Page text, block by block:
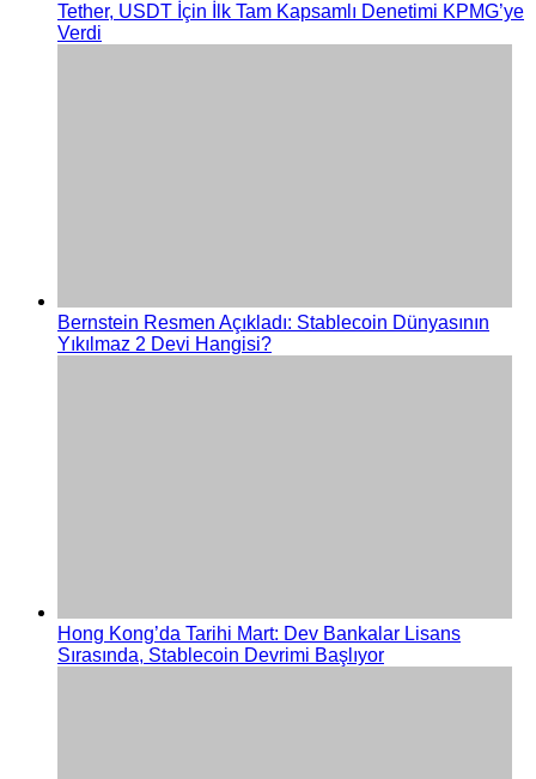
Tether, USDT İçin İlk Tam Kapsamlı Denetimi KPMG’ye
Verdi
Bernstein Resmen Açıkladı: Stablecoin Dünyasının
Yıkılmaz 2 Devi Hangisi?
Hong Kong’da Tarihi Mart: Dev Bankalar Lisans
Sırasında, Stablecoin Devrimi Başlıyor